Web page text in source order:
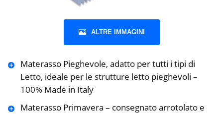
ALTRE IMMAGINI
Materasso Pieghevole, adatto per tutti i tipi di
Letto, ideale per le strutture letto pieghevoli –
100% Made in Italy
Materasso Primavera – consegnato arrotolato e